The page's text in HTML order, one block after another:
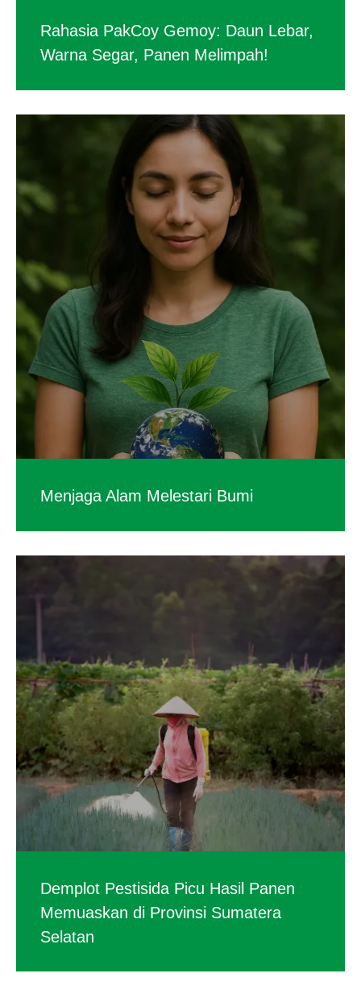
Rahasia PakCoy Gemoy: Daun Lebar,
Warna Segar, Panen Melimpah!
Menjaga Alam Melestari Bumi
Demplot Pestisida Picu Hasil Panen
Memuaskan di Provinsi Sumatera
Selatan